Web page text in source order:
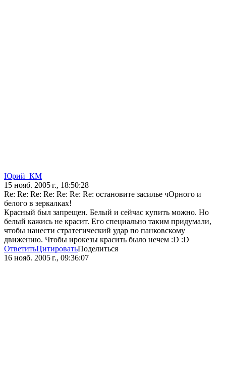
Юрий_КМ
15 нояб. 2005 г., 18:50:28
Re: Re: Re: Re: Re: Re: Re: остановите засилье чОрного и
белого в зеркалках!
Красный был запрещен. Белый и сейчас купить можно. Но
белый кажись не красит. Его специально таким придумали,
чтобы нанести стратегический удар по панковскому
движению. Чтобы ирокезы красить было нечем :D :D
ОтветитьЦитироватьПоделиться
16 нояб. 2005 г., 09:36:07